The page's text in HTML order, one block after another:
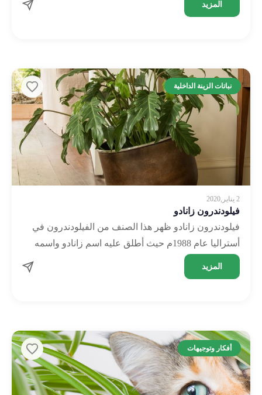
المستوطنة في أمريكا الجنوبية. تنمو …
المزيد
نباتات الزينة الداخلية
2 يناير,2020
فيلودندرون زانادو
فيلودندرون زانادو ظهر هذا الصنف من الفيلودندرون في
أستراليا عام 1988م حيث أطلق عليه اسم زانادو واسمه
العلمي هو Philodendron bipinnatifidum Winterbourn. تنمو
هذه النبتة …
المزيد
أفكار وتوجيهات